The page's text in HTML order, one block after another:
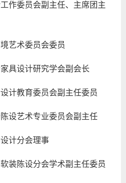
作委员会副主任、主席团主
艺术委员会委员
具设计研究学会副会长
计教育委员会副主任委员
设艺术专业委员会副主任
计分会理事
装陈设分会学术副主任委员